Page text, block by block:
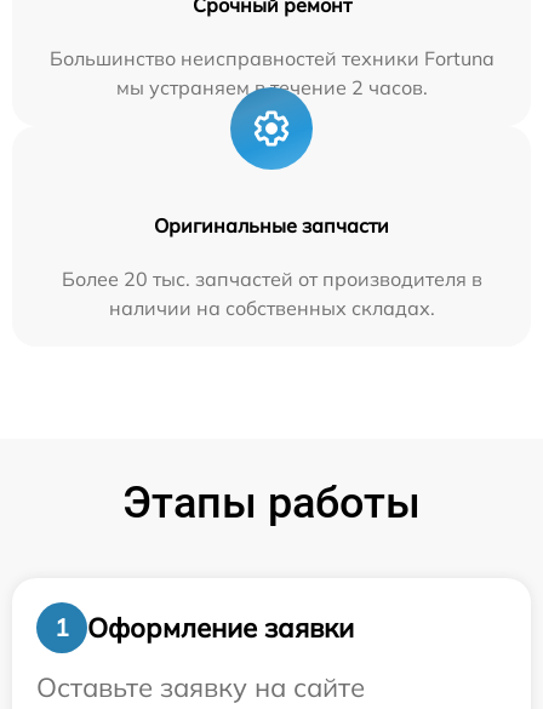
Срочный ремонт
Большинство неисправностей техники Fortuna
мы устраняем в течение 2 часов.
Оригинальные запчасти
Более 20 тыс. запчастей от производителя в
наличии на собственных складах.
Этапы работы
1
Оформление заявки
Оставьте заявку на сайте